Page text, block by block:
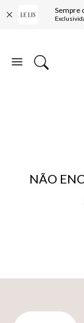
Sempre
NÃO